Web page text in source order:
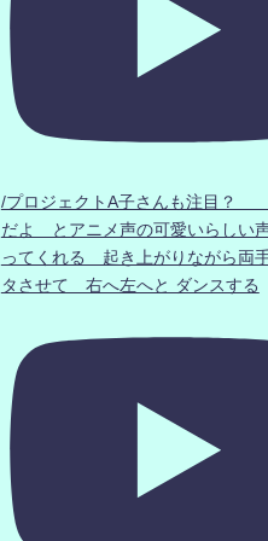
/プロジェクトA子さんも注目？
だよ とアニメ声の可愛いらしい
ってくれる 起き上がりながら両
タさせて 右へ左へと ダンスする